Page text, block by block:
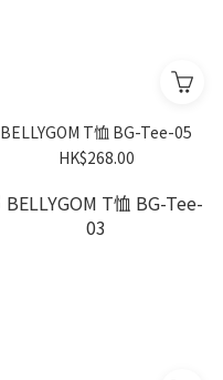
BELLYGOM T恤 BG-Tee-05
HK$268.00